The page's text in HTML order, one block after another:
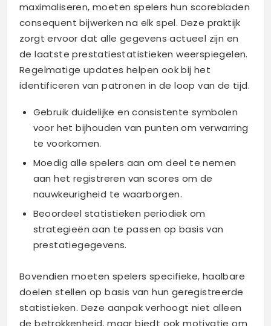
maximaliseren, moeten spelers hun scorebladen
consequent bijwerken na elk spel. Deze praktijk
zorgt ervoor dat alle gegevens actueel zijn en
de laatste prestatiestatistieken weerspiegelen.
Regelmatige updates helpen ook bij het
identificeren van patronen in de loop van de tijd.
Gebruik duidelijke en consistente symbolen
voor het bijhouden van punten om verwarring
te voorkomen.
Moedig alle spelers aan om deel te nemen
aan het registreren van scores om de
nauwkeurigheid te waarborgen.
Beoordeel statistieken periodiek om
strategieën aan te passen op basis van
prestatiegegevens.
Bovendien moeten spelers specifieke, haalbare
doelen stellen op basis van hun geregistreerde
statistieken. Deze aanpak verhoogt niet alleen
de betrokkenheid, maar biedt ook motivatie om